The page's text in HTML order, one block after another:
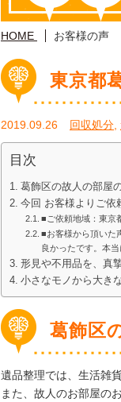
HOME お客様の声
東京都
2019.09.26 回収処分
目次
葛飾区の故人の部屋
今回 お客様よりご依
■ご依頼地域：東京
■お客様から頂いた
良かったです。本
形見や不用品を、真
小さなモノから大き
葛飾区
遺品整理では、生活雑
また、故人のお部屋の